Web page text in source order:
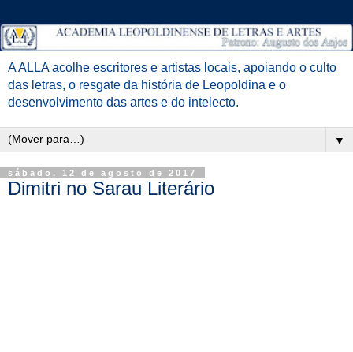
A ALLA acolhe escritores e artistas locais, apoiando o culto
das letras, o resgate da história de Leopoldina e o
desenvolvimento das artes e do intelecto.
▼
sábado, 12 de agosto de 2017
Dimitri no Sarau Literário